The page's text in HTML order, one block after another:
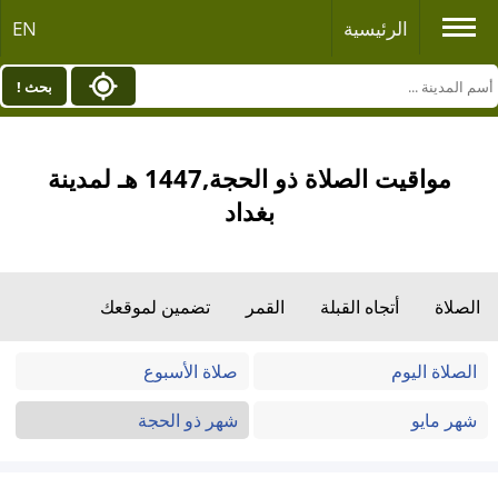
الرئيسية EN
بحث !
مواقيت الصلاة ذو الحجة,1447 هـ لمدينة
بغداد
الصلاة أتجاه القبلة القمر تضمين لموقعك
الصلاة اليوم
صلاة الأسبوع
شهر مايو
شهر ذو الحجة